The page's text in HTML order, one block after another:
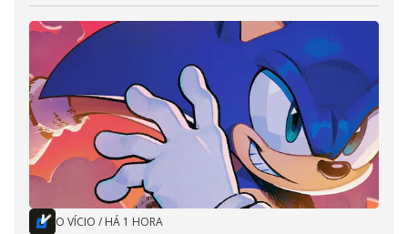
O VÍCIO / HÁ 1 HORA